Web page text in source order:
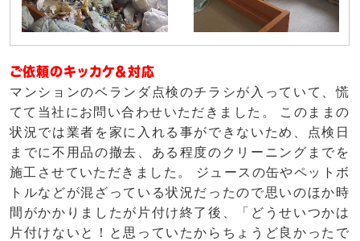
ご依頼のキッカケ＆対応
マンションのベランダ点検のチラシが入っていて、慌
てて当社にお問い合わせいただきました。 このままの
状況では業者を家に入れる事ができないため、点検日
までに不用品の撤去、ある程度のクリーニングまでを
施工させていただきました。 ジュースの缶やペットボ
トルなどが混ざっている状況だったので思いのほか時
間がかかりましたが片付け終了後、「どうせいつかは
片付けないと！と思っていたからちょうど良かったで